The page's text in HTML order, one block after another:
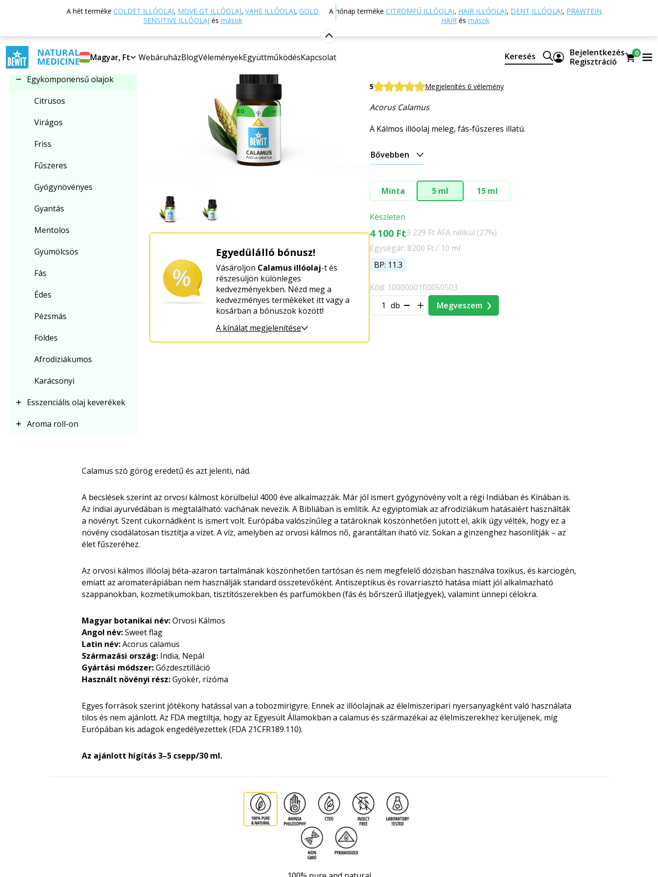
A hét terméke COLDET ILLÓOLAJ, MOVE GT ILLÓOLAJ, VAHE ILLÓOLAJ, GOLD
SENSITIVE ILLÓOLAJ és mások
A hónap terméke CITROMFŰ ILLÓOLAJ, HAIR ILLÓOLAJ, DENT ILLÓOLAJ, PRAWTEIN
HAIR és mások
Magyar, Ft WebáruházBlogVéleményekEgyüttműködésKapcsolat Keresés
Bejelentkezés
Regisztráció
0
Egykomponensű olajok
Egykomponensű olajok
Citrusos
Virágos
Friss
Fűszeres
Gyógynövényes
Gyantás
Mentolos
Gyümölcsös
Fás
Édes
Pézsmás
Földes
Afrodiziákumos
Karácsonyi
Esszenciális olaj keverékek
Aroma roll-on
Vissza a főoldalra Webáruház Aromaterápia Esszenciális olajok Egykomponensű olajok Calamus illóolaj
Egyedülálló bónusz!
Vásároljon Calamus illóolaj-t és
részesüljön különleges
kedvezményekben. Nézd meg a
kedvezményes termékeket itt vagy a
kosárban a bónuszok között!
A kínálat megjelenítése
Calamus illóolaj
100%-os tisztaságú és természetes CTEO® illóolaj
5 Megjelenítés 6 vélemény
Acorus Calamus
A Kálmos illóolaj meleg, fás-fűszeres illatú.
Bővebben
Minta 5 ml 15 ml
Készleten
4 100 Ft3 229 Ft ÁFA nélkül (27%)
Egységár: 8200 Ft / 10 ml
BP: 11.3
Kód: 1000000100050503
db
Megveszem
Calamus szó görög eredetű és azt jelenti, nád.
A becslések szerint az orvosi kálmost körülbelül 4000 éve alkalmazzák. Már jól ismert gyógynövény volt a régi Indiában és Kínában is.
Az indiai ayurvédában is megtalálható: vachának nevezik. A Bibliában is említik. Az egyiptomiak az afrodiziákum hatásaiért használták
a növényt. Szent cukornádként is ismert volt. Európába valószínűleg a tatároknak köszönhetően jutott el, akik úgy vélték, hogy ez a
növény csodálatosan tisztítja a vizet. A víz, amelyben az orvosi kálmos nő, garantáltan iható víz. Sokan a ginzenghez hasonlítják – az
élet fűszeréhez.
Az orvosi kálmos illóolaj béta-azaron tartalmának köszönhetően tartósan és nem megfelelő dózisban használva toxikus, és karciogén,
emiatt az aromaterápiában nem használják standard összetevőként. Antiszeptikus és rovarriasztó hatása miatt jól alkalmazható
szappanokban, kozmetikumokban, tisztítószerekben és parfümökben (fás és bőrszerű illatjegyek), valamint ünnepi célokra.
Magyar botanikai név:Orvosi Kálmos
Angol név:Sweet flag
Latin név:Acorus calamus
Származási ország: India, Nepál
Gyártási módszer:Gőzdesztilláció
Használt növényi rész:Gyökér, rizóma
Egyes források szerint jótékony hatással van a tobozmirigyre. Ennek az illóolajnak az élelmiszeripari nyersanyagként való használata
tilos és nem ajánlott. Az FDA megtiltja, hogy az Egyesült Államokban a calamus és származékai az élelmiszerekhez kerüljenek, míg
Európában kis adagok engedélyezettek (FDA 21CFR189.110).
Az ajánlott hígítás 3–5 csepp/30 ml.